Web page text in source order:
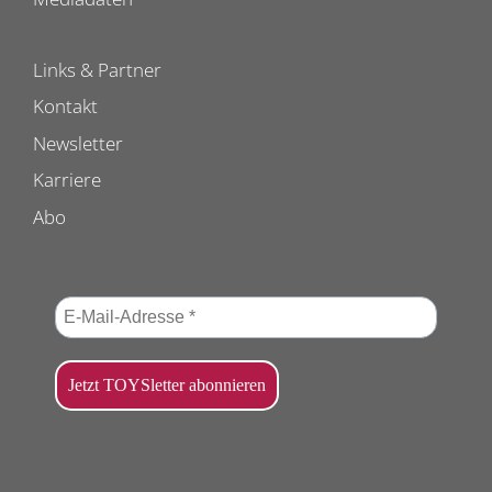
Links & Partner
Kontakt
Newsletter
Karriere
Abo